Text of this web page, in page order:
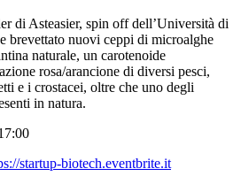
di Asteasier, spin off dell’Università di
brevettato nuovi ceppi di microalghe
naturale, un carotenoide
rosa/arancione di diversi pesci,
e i crostacei, oltre che uno degli
in natura.
startup-biotech.eventbrite.it